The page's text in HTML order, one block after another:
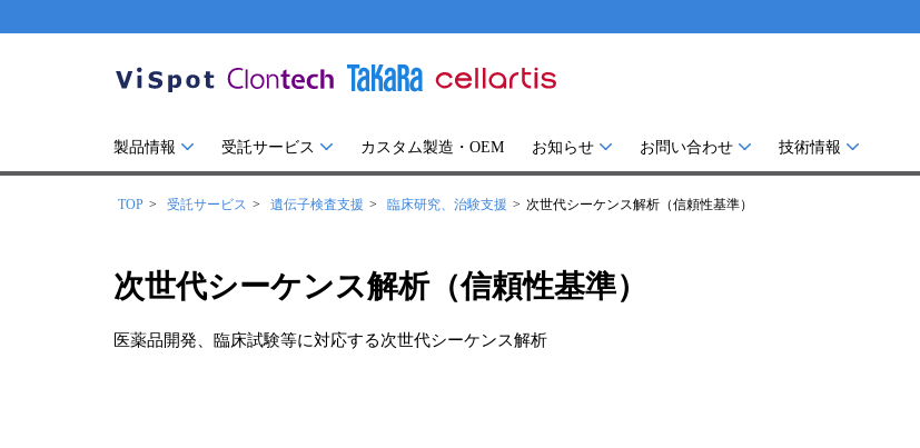
製品情報 受託サービス カスタム製造・OEM お知らせ お問い合わせ 技術情報
TOP 受託サービス 遺伝子検査支援 臨床研究、治験支援 次世代シーケンス解析（信頼性基準）
次世代シーケンス解析（信頼性基準）
医薬品開発、臨床試験等に対応する次世代シーケンス解析